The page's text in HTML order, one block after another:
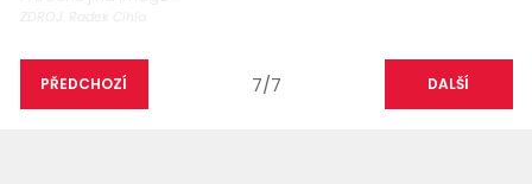
PŘEDCHOZÍ 7/7 DALŠÍ